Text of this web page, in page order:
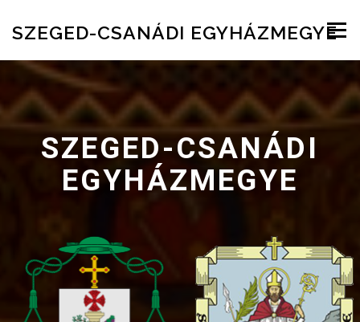
SZEGED-CSANÁDI EGYHÁZMEGYE
Menu
SZEGED-CSANÁDI
EGYHÁZMEGYE